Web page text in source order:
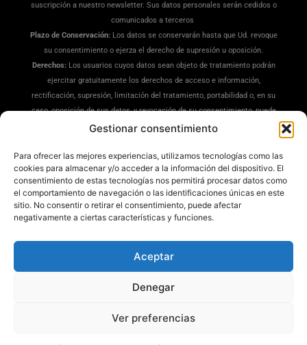
Gestionar consentimiento
Para ofrecer las mejores experiencias, utilizamos tecnologías como las
cookies para almacenar y/o acceder a la información del dispositivo. El
consentimiento de estas tecnologías nos permitirá procesar datos como
el comportamiento de navegación o las identificaciones únicas en este
sitio. No consentir o retirar el consentimiento, puede afectar
negativamente a ciertas características y funciones.
Aceptar
Denegar
Ver preferencias
suscripción a nuestro newsletter. Sus datos personales serán cedidos o
comunicados a terceros
Plazo de Conservación: Los datos se conservarán hasta que Ud. revoque
su consentimiento o ejerza el derecho de supresión u oposición.
Derechos: Los usuarios cuyos datos sean objeto de tratamiento podrán
ejercitar gratuitamente los derechos de acceso e información,
rectificación, supresión, limitación del tratamiento, portabilidad o, en su
caso, oposición de sus datos, y revocación de su consentimiento, puede
ejercitar sus derechos en la siguiente dirección:
puede interponer una reclamación ante la Agencia Española de
Protección de Datos(www.aepd.es)
Información Adicional:Tiene a su disposición información ampliada en
nuestra
Política de Privacidad